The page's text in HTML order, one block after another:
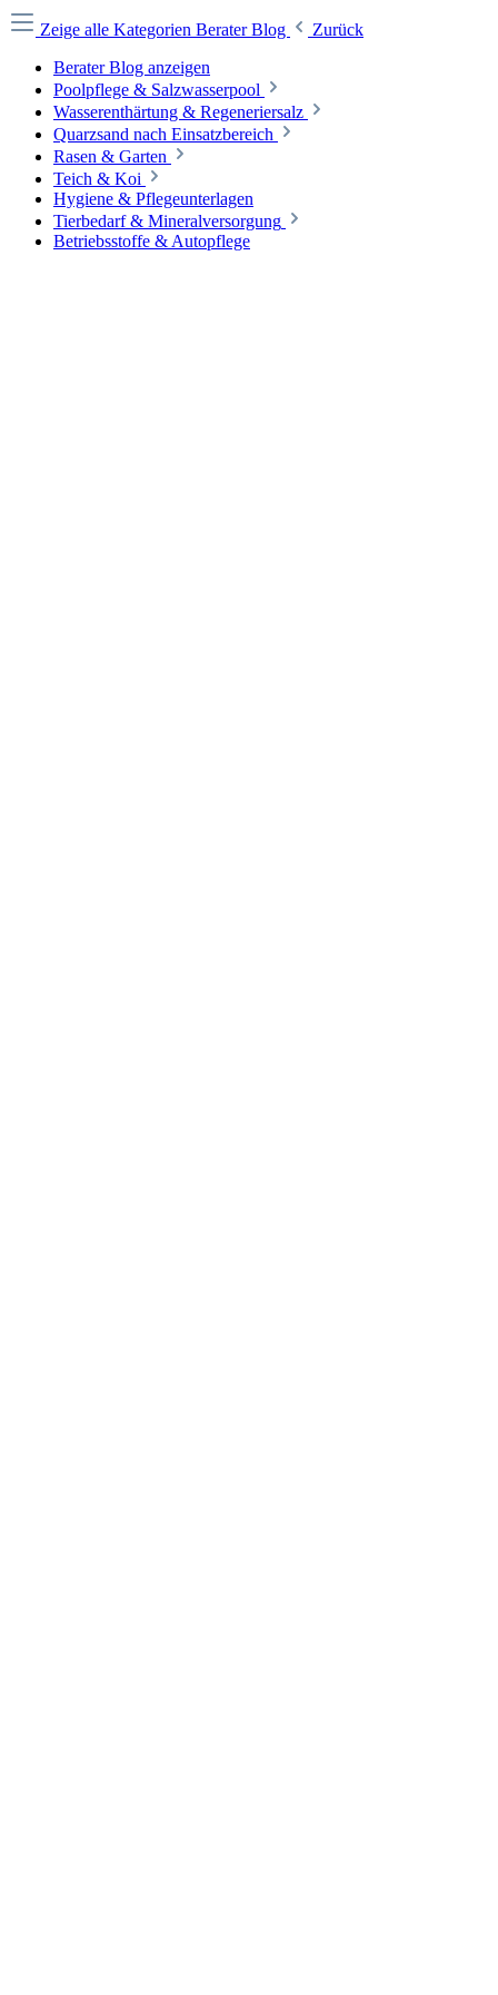
Zeige alle Kategorien Berater Blog
Zurück
Berater Blog anzeigen
Poolpflege & Salzwasserpool
Wasserenthärtung & Regeneriersalz
Quarzsand nach Einsatzbereich
Rasen & Garten
Teich & Koi
Hygiene & Pflegeunterlagen
Tierbedarf & Mineralversorgung
Betriebsstoffe & Autopflege